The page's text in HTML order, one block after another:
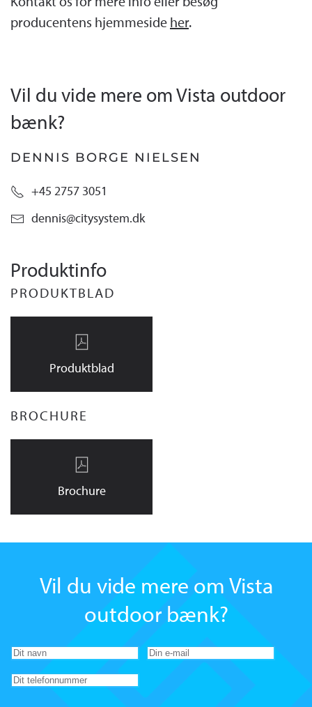
producentens hjemmeside her.
Vil du vide mere om Vista outdoor
bænk?
DENNIS BORGE NIELSEN
+45 2757 3051
dennis@citysystem.dk
Produktinfo
PRODUKTBLAD
Produktblad
BROCHURE
Brochure
Vil du vide mere om Vista
outdoor bænk?